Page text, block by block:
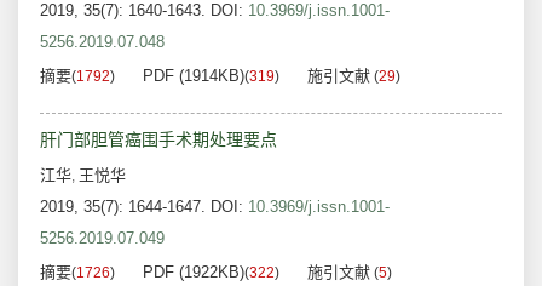
2019, 35(7): 1640-1643. DOI: 10.3969/j.issn.1001-
5256.2019.07.048
摘要(1792) PDF (1914KB)(319) 施引文献 (29)
肝门部胆管癌围手术期处理要点
江华, 王悦华
2019, 35(7): 1644-1647. DOI: 10.3969/j.issn.1001-
5256.2019.07.049
摘要(1726) PDF (1922KB)(322) 施引文献 (5)